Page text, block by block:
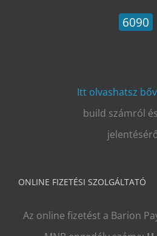
6090
Itt olvashatsz
build számról
ONLINE FIZETÉSI SZOLGÁLTATÓ
Az online fizetést a Barion